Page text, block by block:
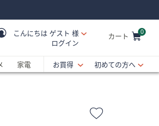
こんにちは ゲスト 様
ログイン
カート 0
家電 お買得 初めての方へ